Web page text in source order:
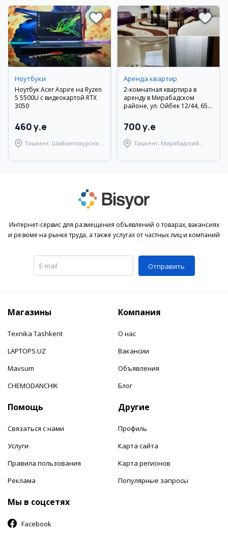
Ноутбуки
Ноутбук Acer Aspire на Ryzen
5 5500U с видеокартой RTX
3050
460 y.e
Ташкент, Шайхантахурский
Аренда квартир
2-комнатная квартира в
аренду в Мирабадском
районе, ул. Ойбек 12/44, 65
техника
700 y.e
Ташкент, Мирабадский
Интернет-сервис для размещения объявлений о товарах, вакансиях
и резюме на рынке труда, а также услугах от частных лиц и компаний
Отправить
Магазины
Texnika Tashkent
LAPTOPS.UZ
Mavsum
CHEMODANCHIK
Компания
О нас
Вакансии
Объявления
Блог
Помощь
Связаться с нами
Услуги
Правила пользования
Реклама
Другие
Профиль
Карта сайта
Карта регионов
Популярные запросы
Мы в соцсетях
Facebook